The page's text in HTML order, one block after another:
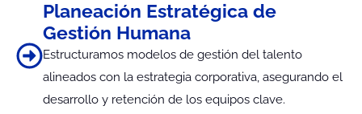
Planeación Estratégica de
Gestión Humana
Estructuramos modelos de gestión del talento
alineados con la estrategia corporativa, asegurando el
desarrollo y retención de los equipos clave.